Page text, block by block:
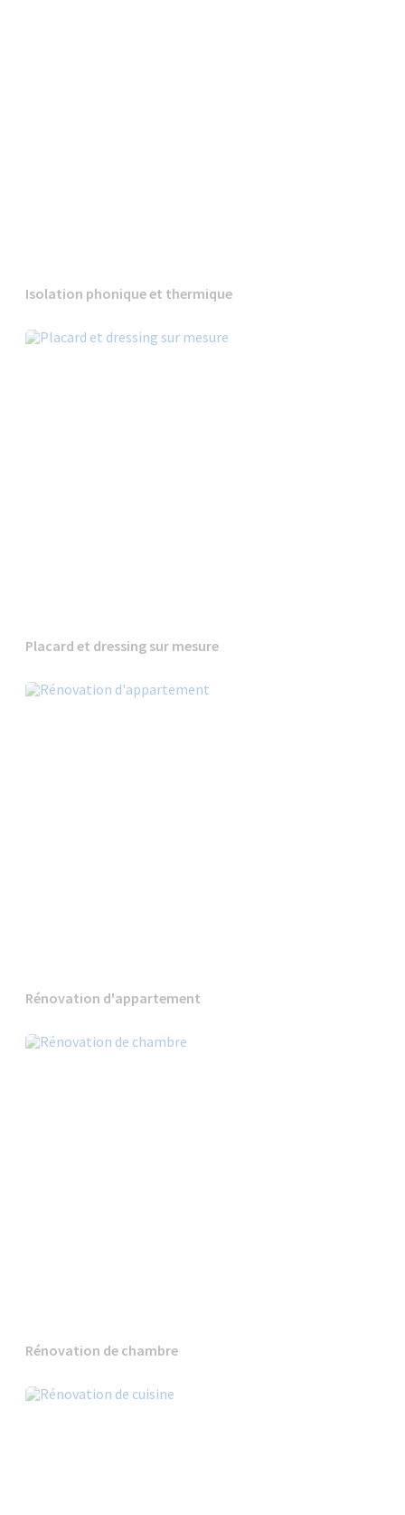
Isolation phonique et thermique
Placard et dressing sur mesure
Rénovation d'appartement
Rénovation de chambre